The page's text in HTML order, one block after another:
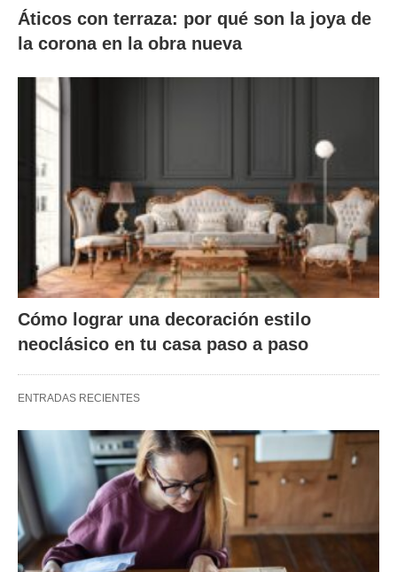
Áticos con terraza: por qué son la joya de
la corona en la obra nueva
Cómo lograr una decoración estilo
neoclásico en tu casa paso a paso
ENTRADAS RECIENTES